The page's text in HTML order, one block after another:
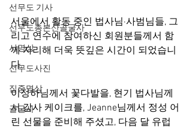
선무도 기사
선무도총본산골굴사
시명상
선무도사진
집중명상
골굴사
서울에서 활동 중인 법사님·사범님들, 그
리고 연수에 참여하신 회원분들께서 함
께 자리해 더욱 뜻깊은 시간이 되었습니
다.
이정하님께서 꽃다발을, 현기 법사님께
서 감사 케이크를, Jeanne님께서 정성 어
린 선물을 준비해 주셨고, 다음 달 유럽